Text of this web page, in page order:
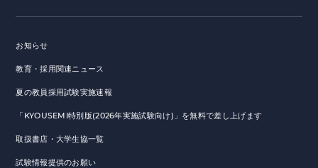
お知らせ
教育・採用関連ニュース
夏の教員採用試験実施速報
「KYOUSEMI特別版(2026年実施試験向け)」を無料で差し上げます
取扱書店・大学生協一覧
試験情報提供のお願い